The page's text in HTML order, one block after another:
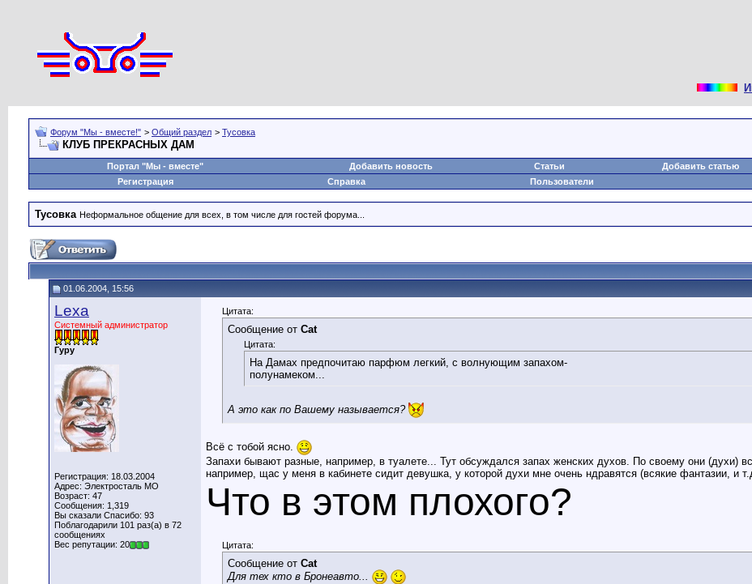
Форум "Мы - вместе!" > Общий раздел > Тусовка
КЛУБ ПРЕКРАСНЫХ ДАМ
Портал "Мы - вместе"
Добавить новость Статьи Добавить статью
Регистрация
Справка Пользователи
Тусовка Неформальное общение для всех, в том числе для гостей форума...
01.06.2004, 15:56
Lexa
Системный администратор
Гуру
Регистрация: 18.03.2004
Адрес: Электросталь МО
Возраст: 47
Сообщения: 1,319
Вы сказали Спасибо: 93
Поблагодарили 101 раз(а) в 72
сообщениях
Вес репутации: 20
Цитата:
Сообщение от Cat
Цитата:
На Дамах предпочитаю парфюм легкий, с волнующим запахом-
полунамеком...
А это как по Вашему называется?
Всё с тобой ясно.
Запахи бывают разные, например, в туалете... Тут обсуждался запах женских духов. По своему они (духи)
например, щас у меня в кабинете сидит девушка, у которой духи мне очень ндравятся (всякие фантазии, и
Что в этом плохого?
Цитата:
Сообщение от Cat
Для тех кто в Бронеавто...